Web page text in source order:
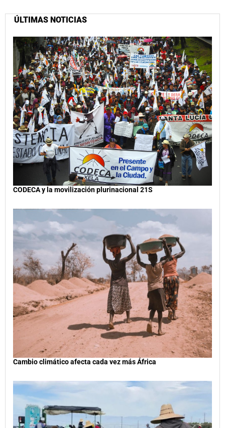
ÚLTIMAS NOTICIAS
CODECA y la movilización plurinacional 21S
Cambio climático afecta cada vez más África